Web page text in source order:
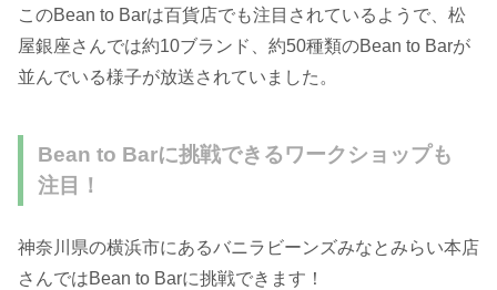
このBean to Barは百貨店でも注目されているようで、松
屋銀座さんでは約10ブランド、約50種類のBean to Barが
並んでいる様子が放送されていました。
Bean to Barに挑戦できるワークショップも
注目！
神奈川県の横浜市にあるバニラビーンズみなとみらい本店
さんではBean to Barに挑戦できます！